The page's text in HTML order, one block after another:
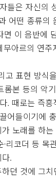
들은 자신의
어떤 종류의
이 음반에
아르의 연
표현 방식
롬본 등의
. 때로는 즉
어들이기에
노래를 하
코더 등
.
던 것에 그